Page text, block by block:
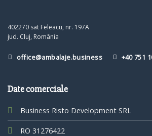
402270 sat Feleacu, nr. 197A
jud. Cluj, România
office@ambalaje.business +40 751
Date comerciale
Business Risto Development SRL
RO 31276422